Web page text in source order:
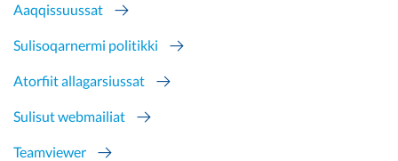
Aaqqissuussat
Sulisoqarnermi politikki
Atorfiit allagarsiussat
Sulisut webmailiat
Teamviewer